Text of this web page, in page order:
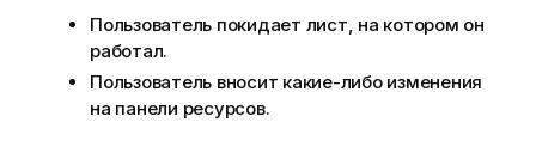
Пользователь покидает лист, на котором он
работал.
Пользователь вносит какие-либо изменения
на панели ресурсов.